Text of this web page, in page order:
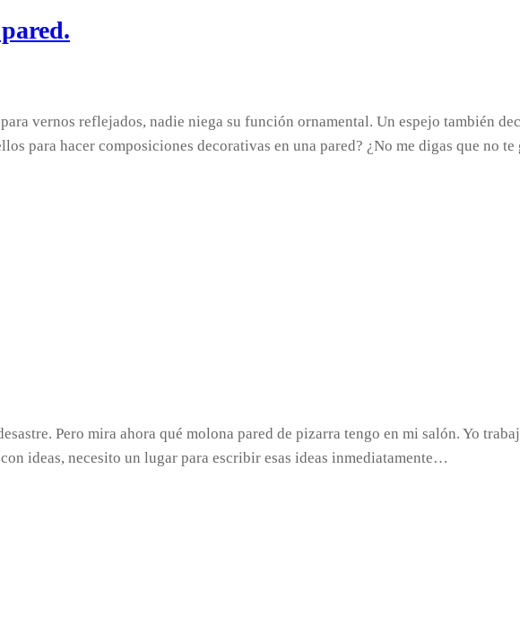
vernos reflejados, nadie niega su función ornamental. Un espejo también
para hacer composiciones decorativas en una pared? ¿No me digas que no
Pero mira ahora qué molona pared de pizarra tengo en mi salón. Yo
ideas, necesito un lugar para escribir esas ideas inmediatamente…